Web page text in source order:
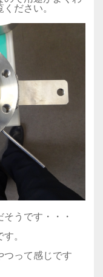
ださい。
うです・・・
。
つって感じです